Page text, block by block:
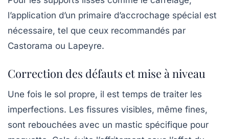
l’application d’un primaire d’accrochage spécial est
nécessaire, tel que ceux recommandés par
Castorama ou Lapeyre.
Correction des défauts et mise à niveau
Une fois le sol propre, il est temps de traiter les
imperfections. Les fissures visibles, même fines,
sont rebouchées avec un mastic spécifique pour